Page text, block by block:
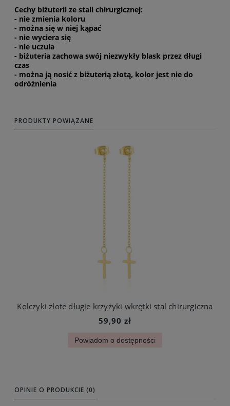
Cechy biżuterii ze stali chirurgicznej:
- nie zmienia koloru
- można się w niej kąpać
- nie wyciera się
- nie uczula
- biżuteria zachowa swój niezwykły blask przez długi
czas
- można ją nosić z biżuterią złotą, kolor jest nie do
odróżnienia
PRODUKTY POWIĄZANE
Kolczyki złote długie krzyżyki wkrętki stal chirurgiczna
59,90 zł
Powiadom o dostępności
OPINIE O PRODUKCIE (0)